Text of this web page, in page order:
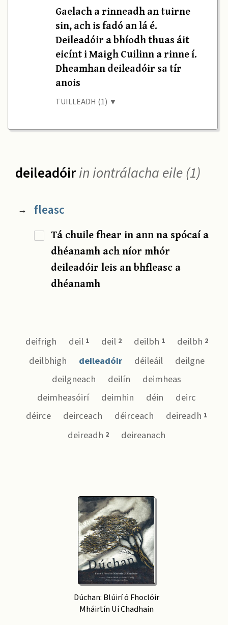
Gaelach a rinneadh an tuirne
sin, ach is fadó an lá é.
Deileadóir a bhíodh thuas áit
eicínt i Maigh Cuilinn a rinne í.
Dheamhan deileadóir sa tír
anois
TUILLEADH (1) ▼
deileadóirin iontrálacha eile (1)
→ fleasc
Tá chuile fhear in ann na spócaí a
dhéanamh ach níor mhór
deileadóir leis an bhfleasc a
dhéanamh
deifrigh deil 1 deil 2 deilbh 1 deilbh 2
deilbhigh deileadóir déileáil
deilgne
deilgneach
deilín
deimheas
deimheasóirí
deimhin déin
deirc
déirce
deirceach déirceach deireadh 1
deireadh 2 deireanach
Dúchan: Blúirí ó Fhoclóir
Mháirtín Uí Chadhain